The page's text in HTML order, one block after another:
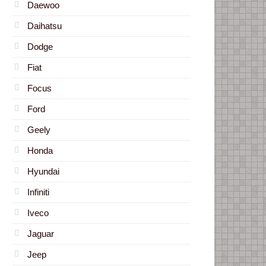
Daewoo
Daihatsu
Dodge
Fiat
Focus
Ford
Geely
Honda
Hyundai
Infiniti
Iveco
Jaguar
Jeep